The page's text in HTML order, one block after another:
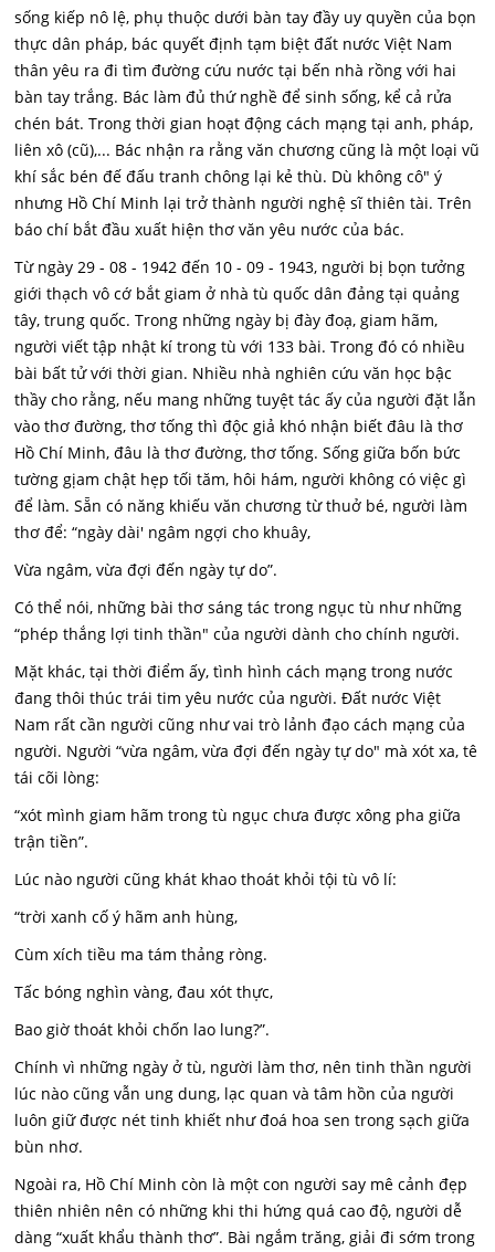
sống kiếp nô lệ, phụ thuộc dưới bàn tay đầy uy quyền của bọn
thực dân pháp, bác quyết định tạm biệt đất nước Việt Nam
thân yêu ra đi tìm đường cứu nước tại bến nhà rồng với hai
bàn tay trắng. Bác làm đủ thứ nghề để sinh sống, kể cả rửa
chén bát. Trong thời gian hoạt động cách mạng tại anh, pháp,
liên xô (cũ),... Bác nhận ra rằng văn chương cũng là một loại vũ
khí sắc bén đế đấu tranh chông lại kẻ thù. Dù không cô" ý
nhưng Hồ Chí Minh lại trở thành người nghệ sĩ thiên tài. Trên
báo chí bắt đầu xuất hiện thơ văn yêu nước của bác.
Từ ngày 29 - 08 - 1942 đến 10 - 09 - 1943, người bị bọn tưởng
giới thạch vô cớ bắt giam ở nhà tù quốc dân đảng tại quảng
tây, trung quốc. Trong những ngày bị đày đoạ, giam hãm,
người viết tập nhật kí trong tù với 133 bài. Trong đó có nhiều
bài bất tử với thời gian. Nhiều nhà nghiên cứu văn học bậc
thầy cho rằng, nếu mang những tuyệt tác ấy của người đặt lẫn
vào thơ đường, thơ tống thì độc giả khó nhận biết đâu là thơ
Hồ Chí Minh, đâu là thơ đường, thơ tống. Sống giữa bốn bức
tường gịam chật hẹp tối tăm, hôi hám, người không có việc gì
để làm. Sẵn có năng khiếu văn chương từ thuở bé, người làm
thơ để: “ngày dài' ngâm ngợi cho khuây,
Vừa ngâm, vừa đợi đến ngày tự do”.
Có thể nói, những bài thơ sáng tác trong ngục tù như những
“phép thắng lợi tinh thần" của người dành cho chính người.
Mặt khác, tại thời điểm ấy, tình hình cách mạng trong nước
đang thôi thúc trái tim yêu nước của người. Đất nước Việt
Nam rất cần người cũng như vai trò lảnh đạo cách mạng của
người. Người “vừa ngâm, vừa đợi đến ngày tự do" mà xót xa, tê
tái cõi lòng:
“xót mình giam hãm trong tù ngục chưa được xông pha giữa
trận tiền”.
Lúc nào người cũng khát khao thoát khỏi tội tù vô lí:
“trời xanh cố ý hãm anh hùng,
Cùm xích tiều ma tám thảng ròng.
Tấc bóng nghìn vàng, đau xót thực,
Bao giờ thoát khỏi chốn lao lung?”.
Chính vì những ngày ở tù, người làm thơ, nên tinh thần người
lúc nào cũng vẫn ung dung, lạc quan và tâm hồn của người
luôn giữ được nét tinh khiết như đoá hoa sen trong sạch giữa
bùn nhơ.
Ngoài ra, Hồ Chí Minh còn là một con người say mê cảnh đẹp
thiên nhiên nên có những khi thi hứng quá cao độ, người dễ
dàng “xuất khẩu thành thơ”. Bài ngắm trăng, giải đi sớm trong